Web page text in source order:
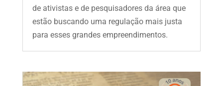
de ativistas e de pesquisadores da área que
estão buscando uma regulação mais justa
para esses grandes empreendimentos.